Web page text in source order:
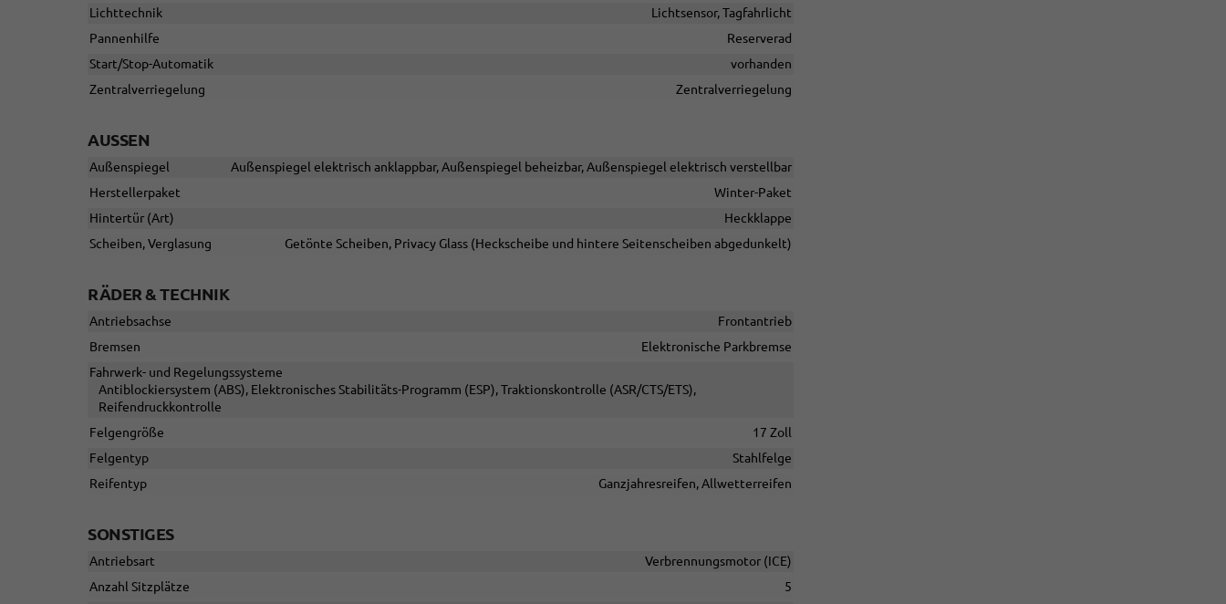
Lichttechnik
Lichtsensor, Tagfahrlicht
Pannenhilfe
Reserverad
Start/Stop-Automatik
vorhanden
Zentralverriegelung
Zentralverriegelung
AUSSEN
Außenspiegel
Außenspiegel elektrisch anklappbar, Außenspiegel beheizbar, Außenspiegel elektrisch verstellbar
Herstellerpaket
Winter-Paket
Hintertür (Art)
Heckklappe
Scheiben, Verglasung
Getönte Scheiben, Privacy Glass (Heckscheibe und hintere Seitenscheiben abgedunkelt)
RÄDER & TECHNIK
Antriebsachse
Frontantrieb
Bremsen
Elektronische Parkbremse
Fahrwerk- und Regelungssysteme
Antiblockiersystem (ABS), Elektronisches Stabilitäts-Programm (ESP), Traktionskontrolle (ASR/CTS/ETS),
Reifendruckkontrolle
Felgengröße
17 Zoll
Felgentyp
Stahlfelge
Reifentyp
Ganzjahresreifen, Allwetterreifen
SONSTIGES
Antriebsart
Verbrennungsmotor (ICE)
Anzahl Sitzplätze
5